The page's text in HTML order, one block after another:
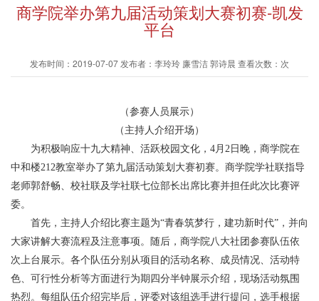
商学院举办第九届活动策划大赛初赛-凯发
平台
发布时间：2019-07-07 发布者：李玲玲 廉雪洁 郭诗晨 查看次数：次
（参赛人员展示）
（主持人介绍开场）
为积极响应十九大精神、活跃校园文化，4月2日晚，商学院在
中和楼212教室举办了第九届活动策划大赛初赛。商学院学社联指导
老师郭舒畅、校社联及学社联七位部长出席比赛并担任此次比赛评
委。
首先，主持人介绍比赛主题为“青春筑梦行，建功新时代”，并向
大家讲解大赛流程及注意事项。随后，商学院八大社团参赛队伍依
次上台展示。各个队伍分别从项目的活动名称、成员情况、活动特
色、可行性分析等方面进行为期四分半钟展示介绍，现场活动氛围
热烈。每组队伍介绍完毕后，评委对该组选手进行提问，选手根据